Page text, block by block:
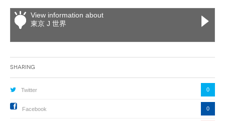
View information about
東京 J 世界
Sharing
Twitter 0
Facebook 0